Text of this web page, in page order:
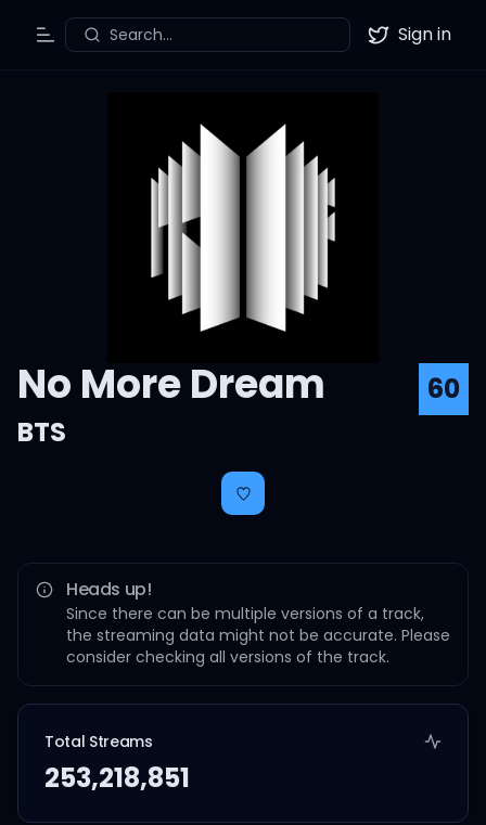
Toggle Menu
Search... Twitter
Sign in
No More Dream
60
BTS
Heads up!
Since there can be multiple versions of a track,
the streaming data might not be accurate. Please
consider checking all versions of the track.
Total Streams
253,218,851